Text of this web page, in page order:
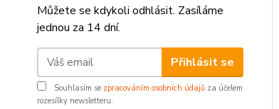
Můžete se kdykoli odhlásit. Zasíláme
jednou za 14 dní.
Přihlásit se
Souhlasím se zpracováním osobních údajů za účelem
rozesílky newsletteru.